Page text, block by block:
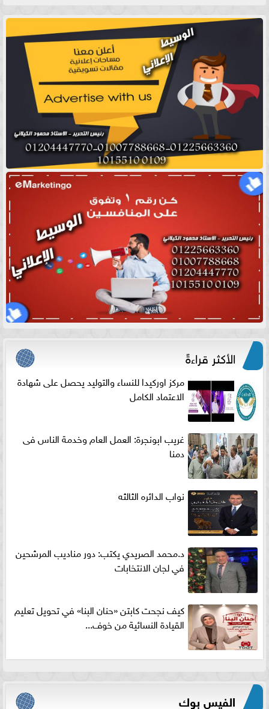
الأكثر قراءةً
مركز اوركيدا للنساء والتوليد يحصل على شهادة
الاعتماد الكامل
غريب ابونجرة: العمل العام وخدمة الناس فى
دمنا
نواب الدائره الثالثه
د.محمد الصريدي يكتب: دور مناديب المرشحين
في لجان الانتخابات
كيف نجحت كابتن «حنان البنا» في تحويل تعليم
القيادة النسائية من خوف...
الفيس بوك